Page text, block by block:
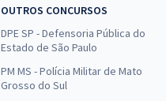
OUTROS CONCURSOS
DPE SP - Defensoria Pública do
Estado de São Paulo
PM MS - Polícia Militar de Mato
Grosso do Sul